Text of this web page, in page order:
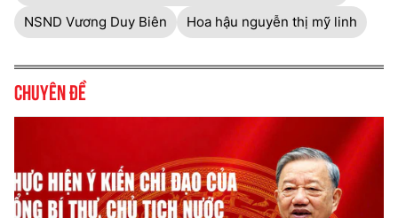
NSND Vương Duy Biên
Hoa hậu nguyễn thị mỹ linh
Chuyên đề